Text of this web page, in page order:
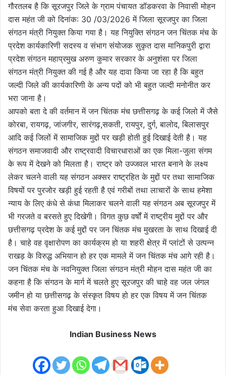
गौरतलब है कि सूरजपुर जिले के ग्राम पंचायत डॉडकरवा के निवासी मोहन
दास महंत जी को दिनांक: 30 /03/2026 में जिला सूरजपुर का जिला
संगठन मंत्री नियुक्त किया गया है। यह नियुक्ति संगठन जन चिंतक मंच के
प्रदेश कार्यकारिणी सदस्य व संभाग संयोजक सुकृत दास मानिकपुरी द्वारा
प्रदेश संगठन महाप्रमुख अरुण कुमार सरकार के अनुशंसा पर जिला
संगठन मंत्री नियुक्त की गई है और यह दावा किया जा रहा है कि बहुत
जल्दी जिले की कार्यकारिणी के अन्य पदों को भी बहुत जल्दी मनोनीत कर
भरा जाना है।
आपको बता दे की वर्तमान में जन चिंतक मंच छत्तीसगढ़ के कई जिलो में जैसे
कोरबा, रायगढ़, जांजगीर, सारंगढ़,सकती, रायपुर, दुर्ग, बालोद, बिलासपुर
आदि कई जिलों में सामाजिक मुद्दों पर खड़ी होती हुई दिखाई देती है। यह
संगठन समाजवादी और राष्ट्रवादी विचारधाराओं का एक मिला-जुला संगम
के रूप में देखने को मिलता है। राष्ट्र को उज्जवल भारत बनाने के लक्ष्य
लेकर चलने वाली यह संगठन अक्सर राष्ट्रहित के मुद्दों पर तथा सामाजिक
विषयों पर पुरजोर खड़ी हुई रहती है एवं गरीबों तथा लाचारों के साथ हमेशा
न्याय के लिए कंधे से कंधा मिलाकर चलने वाली यह संगठन अब सूरजपुर में
भी गरजते व बरसते हुए दिखेगी। विगत कुछ वर्षों में राष्ट्रीय मुद्दों पर और
छत्तीसगढ़ प्रदेश के कई मुद्दों पर जन चिंतक मंच मुखरता के साथ दिखाई दी
है। चाहे वह वृक्षारोपण का कार्यक्रम हो या शहरी क्षेत्र में प्लांटों से उत्पन्न
राखड़ के विरुद्ध अभियान हो हर एक मामले में जन चिंतक मंच आगे रही है।
जन चिंतक मंच के नवनियुक्त जिला संगठन मंत्री मोहन दास महंत जी का
कहना है कि संगठन के मार्ग में चलते हुए सूरजपुर की चाहे वह जल जंगल
जमीन हो या छत्तीसगढ़ के संस्कृत विषय हो हर एक विषय में जन चिंतक
मंच सेवा करता हुआ दिखाई देगा।
Indian Business News